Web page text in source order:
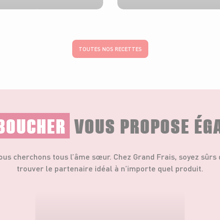
TOUTES NOS RECETTES
VOUS PROPOSE
cherchons tous l’âme sœur. Chez Grand Frais, soyez sûrs
trouver le partenaire idéal à n’importe quel produit.